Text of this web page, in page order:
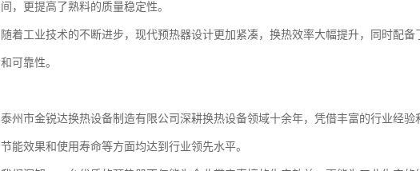
间，更提高了熟料的质量稳定性。
随着工业技术的不断进步，现代预热器设计更加紧凑，换热效率大幅提升，同时配
和可靠性。
泰州市金锐达换热设备制造有限公司深耕换热设备领域十余年，凭借丰富的行业经
节能效果和使用寿命等方面均达到行业领先水平。